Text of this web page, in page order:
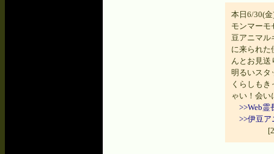
本日6/30(
モンマーモ
豆アニマル
に来られた
んとお見送
明るいスタ
くらしも
ゃい！会い
>>Web
>>伊豆